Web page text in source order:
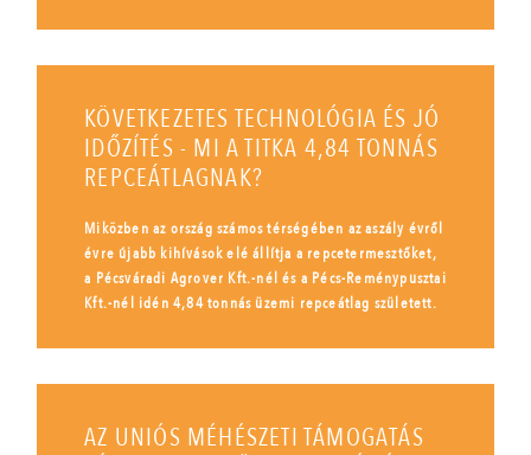
KÖVETKEZETES TECHNOLÓGIA ÉS JÓ
IDŐZÍTÉS - MI A TITKA 4,84 TONNÁS
REPCEÁTLAGNAK?
Miközben az ország számos térségében az aszály évről
évre újabb kihívások elé állítja a repcetermesztőket,
a Pécsváradi Agrover Kft.-nél és a Pécs-Reménypusztai
Kft.-nél idén 4,84 tonnás üzemi repceátlag született.
AZ UNIÓS MÉHÉSZETI TÁMOGATÁS